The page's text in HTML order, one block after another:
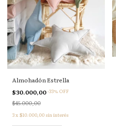
Almohadón Estrella
$30.000,00-33% OFF
$45.000,00
3x $10.000,00 sin interés